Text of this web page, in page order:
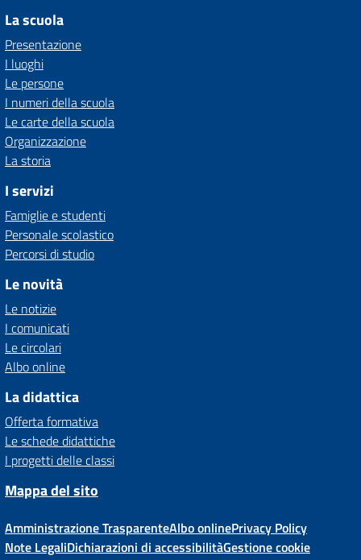
La scuola
Presentazione
I luoghi
Le persone
I numeri della scuola
Le carte della scuola
Organizzazione
La storia
I servizi
Famiglie e studenti
Personale scolastico
Percorsi di studio
Le novità
Le notizie
I comunicati
Le circolari
Albo online
La didattica
Offerta formativa
Le schede didattiche
I progetti delle classi
Mappa del sito
Amministrazione TrasparenteAlbo onlinePrivacy Policy
Note LegaliDichiarazioni di accessibilitàGestione cookie